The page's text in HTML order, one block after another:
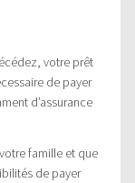
votre prêt
de payer
d’assurance
famille et que
de payer